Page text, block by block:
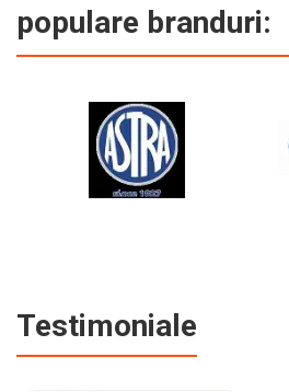
populare branduri:
Testimoniale